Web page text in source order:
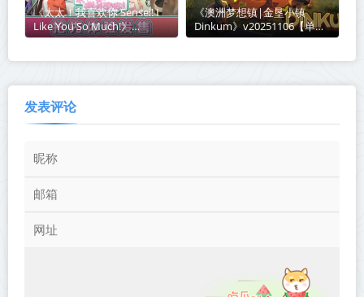
《太太！我喜欢你 Sensei! I
Like You So Much!》
v1.0.0.1117丨中文版网盘下载
《澳洲梦想镇|金垦小镇
Dinkum》v20251106【单机
+联机】丨中文版网盘下载
发表评论